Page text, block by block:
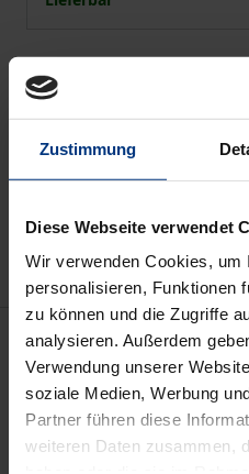
Zustimmung
Diese Webseite verwendet
Wir verwenden Cookies, um
personalisieren, Funktionen
zu können und die Zugriffe
analysieren. Außerdem
Verwendung unserer
soziale Medien, Werbung
Partner führen diese
weiteren Daten zusammen,
Preisangaben inkl. MwSt.
kann die MwSt. an der Kasse
In den
Hinweise zu Versandkosten
Beschreibung
Deutschland steht vor
demokratiepolitischen